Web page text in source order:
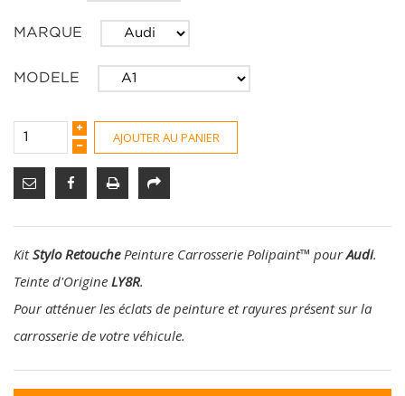
MARQUE
MODELE
AJOUTER AU PANIER
KitStylo RetouchePeinture Carrosserie Polipaint™ pourAudi.
Teinte d'Origine LY8R.
Pour atténuer les éclats de peinture et rayures présent sur la
carrosserie de votre véhicule.